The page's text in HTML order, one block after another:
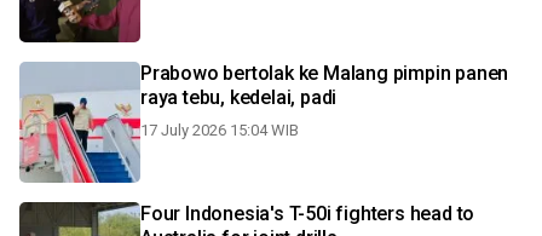
Prabowo bertolak ke Malang pimpin panen
raya tebu, kedelai, padi
17 July 2026 15:04 WIB
Four Indonesia's T-50i fighters head to